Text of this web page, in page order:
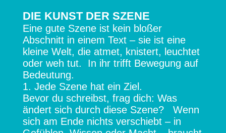
DIE KUNST DER SZENE
Eine gute Szene ist kein bloßer
Abschnitt in einem Text – sie ist eine
kleine Welt, die atmet, knistert, leuchtet
oder weh tut. In ihr trifft Bewegung auf
Bedeutung.
1. Jede Szene hat ein Ziel.
Bevor du schreibst, frag dich: Was
ändert sich durch diese Szene? Wenn
sich am Ende nichts verschiebt – in